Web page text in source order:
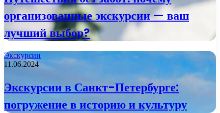
организованные экскурсии — ваш
лучший выбор?
Экскурсии
11.06.2024
Экскурсии в Санкт-Петербурге:
погружение в историю и культуру